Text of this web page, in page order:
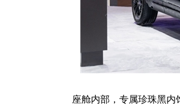
座舱内部，专属珍珠黑